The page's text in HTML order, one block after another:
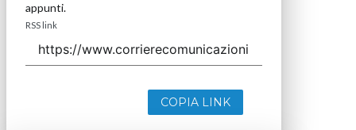
appunti.
RSS link
COPIA LINK